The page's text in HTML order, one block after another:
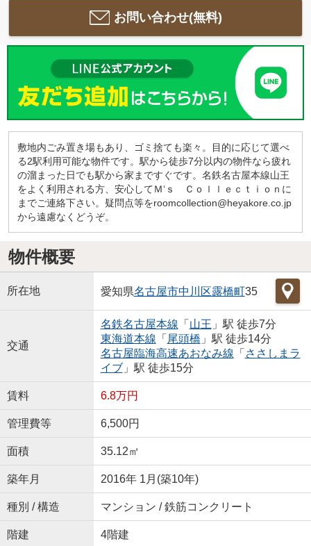
お問い合わせ(無料)
敷地内ごみ置き場もあり、ゴミ捨ても楽々。目的に応じて選べ
る2駅利用可能な物件です。駅から徒歩7分以内の物件なら疲れ
の溜まった日でも駅から家まですぐです。名鉄名古屋本線山王
をよく利用される方、安心してＭ‘ｓ Ｃｏｌｌｅｃｔｉｏｎに
までご連絡下さい。疑問点等をroomcollection@heyakore.co.jp
から遠慮なくどうぞ。
物件概要
所在地 愛知県名古屋市中川区露橋町35
交通
名鉄名古屋本線 「 山王 」駅 徒歩7分
東海道本線 「 尾頭橋 」駅 徒歩14分
名古屋臨海高速あおなみ線 「 ささしまラ
イブ」駅 徒歩15分
賃料 6.8万円
管理費等 6,500円
面積 35.12㎡
築年月 2016年 1月(築10年)
種別 / 構造 マンション / 鉄筋コンクリート
階建 4階建